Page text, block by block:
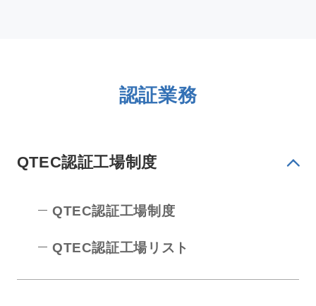
認証業務
QTEC認証工場制度
QTEC認証工場制度
QTEC認証工場リスト